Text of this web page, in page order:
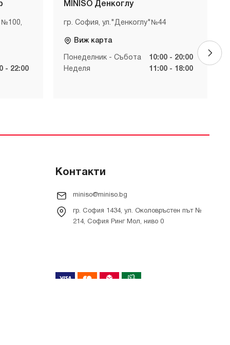
№100,
- 22:00
MINISO Денкоглу
гр. София, ул."Денкоглу"№44
Виж карта
Понеделник - Събота
10:00 - 20:00
Неделя
11:00 - 18:00
Контакти
miniso@miniso.bg
гр. София 1434, ул. Околовръстен път №
214, София Ринг Мол, ниво 0